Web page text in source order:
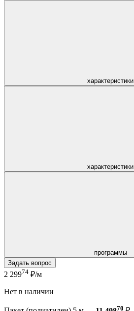
характеристики
характеристики
программы
Задать вопрос
2 29974 ₽/м
Нет в наличии
70